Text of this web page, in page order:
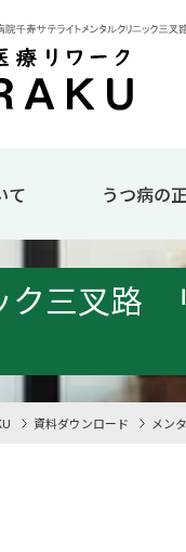
て うつ病の
ク三叉
資料ダウンロード メン